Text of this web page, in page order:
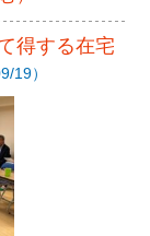
得する在宅
19）